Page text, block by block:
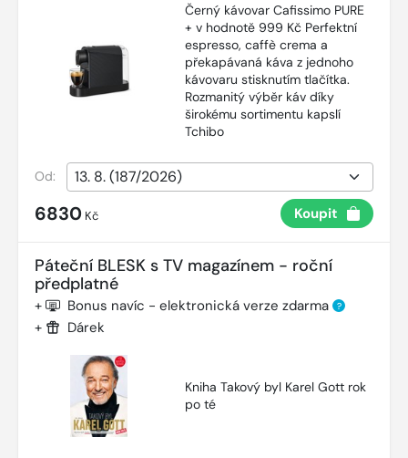
Černý kávovar Cafissimo PURE
+ v hodnotě 999 Kč Perfektní
espresso, caffè crema a
překapávaná káva z jednoho
kávovaru stisknutím tlačítka.
Rozmanitý výběr káv díky
širokému sortimentu kapslí
Tchibo
Od:
6830 Kč Koupit
Páteční BLESK s TV magazínem - roční
předplatné
+ Bonus navíc - elektronická verze zdarma ?
+ Dárek
Kniha Takový byl Karel Gott rok
po té